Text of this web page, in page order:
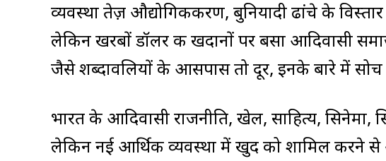
व्यवस्था तेज़ औद्योगिकीकरण, बुनियादी ढांचे के
लेकिन खरबों डॉलर की खदानों पर बसा आदिवासी
जैसे शब्दावलियों के आसपास तो दूर, इनके बारे में सोच
भारत के आदिवासी राजनीति, खेल, साहित्य, सिनेमा,
लेकिन नई आर्थिक व्यवस्था में खुद को शामिल करने से